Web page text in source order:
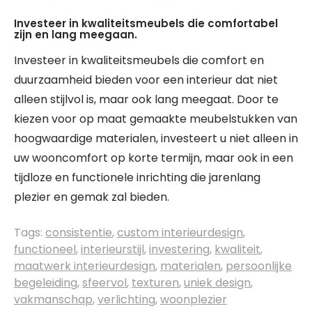
Investeer in kwaliteitsmeubels die comfortabel
zijn en lang meegaan.
Investeer in kwaliteitsmeubels die comfort en
duurzaamheid bieden voor een interieur dat niet
alleen stijlvol is, maar ook lang meegaat. Door te
kiezen voor op maat gemaakte meubelstukken van
hoogwaardige materialen, investeert u niet alleen in
uw wooncomfort op korte termijn, maar ook in een
tijdloze en functionele inrichting die jarenlang
plezier en gemak zal bieden.
Tags: consistentie,custom interieurdesign,
functioneel,interieurstijl,investering, kwaliteit,
maatwerk interieurdesign, materialen, persoonlijke
begeleiding,sfeervol, texturen,uniek design,
vakmanschap,verlichting,woonplezier